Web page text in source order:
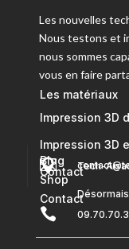
Les nouvelles
Nous testons et
nous sommes
vous en faire
Les matériaux
Impression 3D
Impression 3D
Contact
Blog
Shop
Contact

 Tech-
